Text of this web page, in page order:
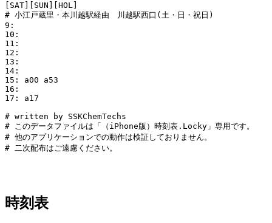
[SAT][SUN][HOL]
# 小江戸蔵里・本川越駅経由　川越駅西口(土・日・祝日)
9:
10:
11:
12:
13:
14:
15: a00 a53
16:
17: a17
# written by SSKChemTechs
# このデータファイルは「（iPhone版）時刻表.Locky」専用です。
# 他のアプリケーションでの動作は検証しておりません。
# 二次配布はご遠慮ください。
時刻表